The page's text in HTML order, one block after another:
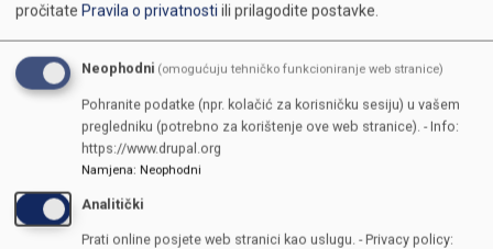
KONTAKTI
pročitate Pravila o privatnostiili prilagodite postavke.
Neophodni (omogućuju tehničko funkcioniranje web stranice)
Pohranite podatke (npr. kolačić za korisničku sesiju) u vašem
pregledniku (potrebno za korištenje ove web stranice). - Info:
https://www.drupal.org
Namjena: Neophodni
Analitički
Prati online posjete web stranici kao uslugu. - Privacy policy: